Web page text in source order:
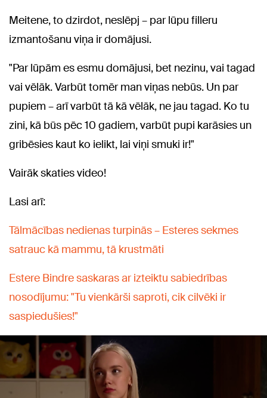
Meitene, to dzirdot, neslēpj – par lūpu filleru
izmantošanu viņa ir domājusi.
"Par lūpām es esmu domājusi, bet nezinu, vai tagad
vai vēlāk. Varbūt tomēr man viņas nebūs. Un par
pupiem – arī varbūt tā kā vēlāk, ne jau tagad. Ko tu
zini, kā būs pēc 10 gadiem, varbūt pupi karāsies un
gribēsies kaut ko ielikt, lai viņi smuki ir!"
Vairāk skaties video!
Lasi arī:
Tālmācības nedienas turpinās – Esteres sekmes
satrauc kā mammu, tā krustmāti
Estere Bindre saskaras ar izteiktu sabiedrības
nosodījumu: "Tu vienkārši saproti, cik cilvēki ir
saspiedušies!"